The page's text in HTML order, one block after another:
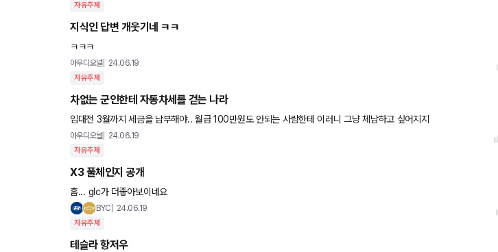
자유주제
지식인 답변 개웃기네 ㅋㅋ
ㅋㅋㅋ
아우디오널 24.06.19
자유주제
차없는 군인한테 자동차세를 걷는 나라
입대전 3월까지 세금을 납부해야.. 월급 100만원도 안되는 사람한테 이러니 그냥 체납하고 싶어지지
아우디오널 24.06.19
자유주제
X3 풀체인지 공개
흠... glc가 더좋아보이네요
BYC 24.06.19
자유주제
테슬라 항저우